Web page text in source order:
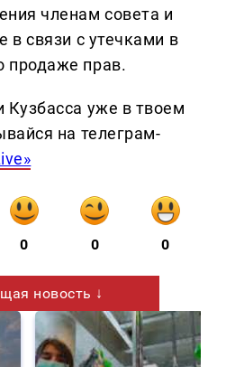
членам совета и
в связи с утечками в
прав.
Кузбасса уже в твоем
на телеграм-
0 0 0
новость ↓